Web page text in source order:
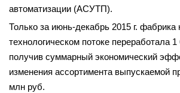
автоматизации (АСУТП).
Только за июнь-декабрь 2015 г. фабрика
технологическом потоке переработала
получив суммарный экономический
изменения ассортимента выпускаемой
млн руб.